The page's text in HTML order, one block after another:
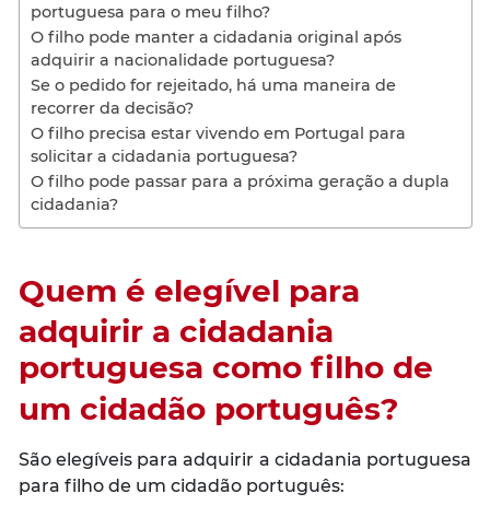
portuguesa para o meu filho?
O filho pode manter a cidadania original após
adquirir a nacionalidade portuguesa?
Se o pedido for rejeitado, há uma maneira de
recorrer da decisão?
O filho precisa estar vivendo em Portugal para
solicitar a cidadania portuguesa?
O filho pode passar para a próxima geração a dupla
cidadania?
Quem é elegível para
adquirir a cidadania
portuguesa como filho de
um cidadão português?
São elegíveis para adquirir a cidadania portuguesa
para filho de um cidadão português: